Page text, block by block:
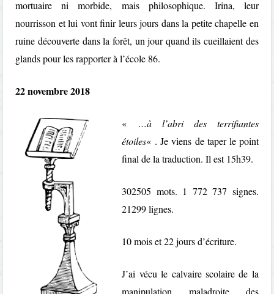
mortuaire ni morbide, mais philosophique. Irina, leur
nourrisson et lui vont finir leurs jours dans la petite chapelle en
ruine découverte dans la forêt, un jour quand ils cueillaient des
glands pour les rapporter à l’école 86.
22 novembre 2018
« …à l’abri des terrifiantes
étoiles« . Je viens de taper le point
final de la traduction. Il est 15h39.
302505 mots. 1 772 737 signes.
21299 lignes.
10 mois et 22 jours d’écriture.
J’ai vécu le calvaire scolaire de la
manipulation maladroite des